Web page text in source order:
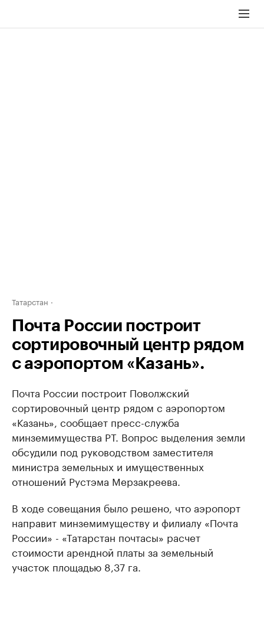
Татарстан
Почта России построит
сортировочный центр рядом
с аэропортом «Казань».
Почта России построит Поволжский
сортировочный центр рядом с аэропортом
«Казань», сообщает пресс-служба
минземимущества РТ. Вопрос выделения земли
обсудили под руководством заместителя
министра земельных и имущественных
отношений Рустэма Мерзакреева.
В ходе совещания было решено, что аэропорт
направит минземимуществу и филиалу «Почта
России» - «Татарстан почтасы» расчет
стоимости арендной платы за земельный
участок площадью 8,37 га.